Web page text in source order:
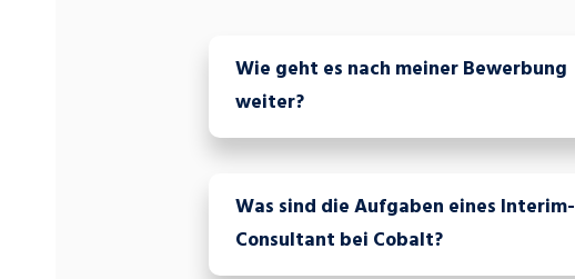
Wie geht es nach meiner Bewerbung
weiter?
Was sind die Aufgaben eines Interim-
Consultant bei Cobalt?